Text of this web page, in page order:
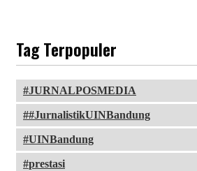
Tag Terpopuler
JURNALPOSMEDIA
#JurnalistikUINBandung
UINBandung
prestasi